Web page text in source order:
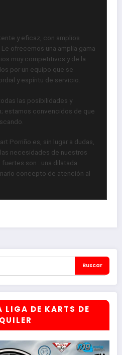
y eficaz, con amplios
ofrecemos una amplia gama
muy competitivos y de la
por un equipo que se
y espíritu de servicio.
las posibilidades y
estamos convencidos de que
Porriño es, sin lugar a dudas,
necesidades de nuestros
son : una dilatada
concepto de atención al
LIGA DE KARTS DE